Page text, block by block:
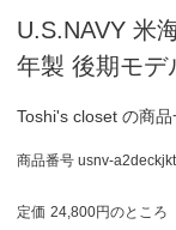
U.S.NAVY 米
年製 後期モデ
Toshi's closet の商品
商品番号 usnv-a2deckjkt
定価 24,800 のところ